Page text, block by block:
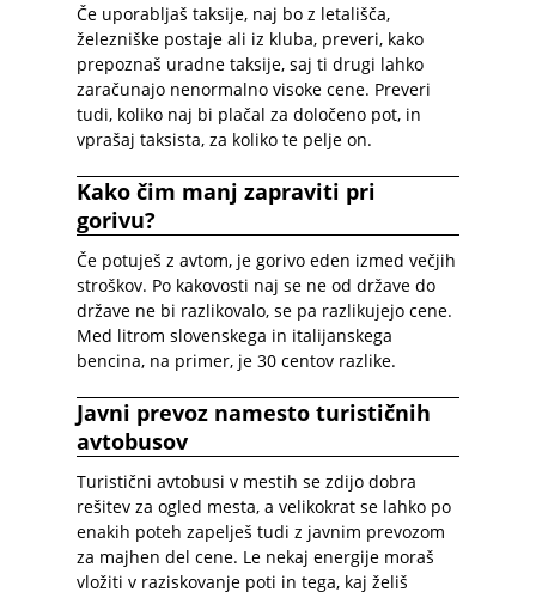
Če uporabljaš taksije, naj bo z letališča,
železniške postaje ali iz kluba, preveri, kako
prepoznaš uradne taksije, saj ti drugi lahko
zaračunajo nenormalno visoke cene. Preveri
tudi, koliko naj bi plačal za določeno pot, in
vprašaj taksista, za koliko te pelje on.
Kako čim manj zapraviti pri
gorivu?
Če potuješ z avtom, je gorivo eden izmed večjih
stroškov. Po kakovosti naj se ne od države do
države ne bi razlikovalo, se pa razlikujejo cene.
Med litrom slovenskega in italijanskega
bencina, na primer, je 30 centov razlike.
Javni prevoz namesto turističnih
avtobusov
Turistični avtobusi v mestih se zdijo dobra
rešitev za ogled mesta, a velikokrat se lahko po
enakih poteh zapelješ tudi z javnim prevozom
za majhen del cene. Le nekaj energije moraš
vložiti v raziskovanje poti in tega, kaj želiš